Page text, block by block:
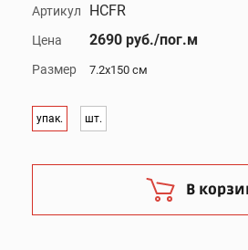
Артикул HCFR
Цена 2690 руб./пог.м
Размер 7.2x150 см
упак. шт.
В